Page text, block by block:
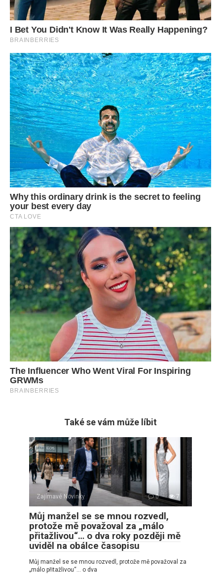
Také se vám může líbit
Zajímavé Novinky 0 7
Můj manžel se se mnou rozvedl,
protože mě považoval za „málo
přitažlivou“… o dva roky později mě
uviděl na obálce časopisu
Můj manžel se se mnou rozvedl, protože mě považoval za
„málo přitažlivou“… o dva